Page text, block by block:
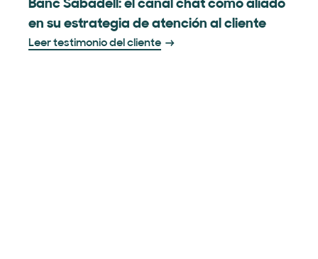
Banc Sabadell: el canal chat como aliado
en su estrategia de atención al cliente
Leer testimonio del cliente